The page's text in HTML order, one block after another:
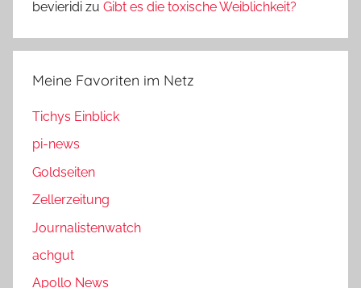
bevieridi zu Gibt es die toxische Weiblichkeit?
Meine Favoriten im Netz
Tichys Einblick
pi-news
Goldseiten
Zellerzeitung
Journalistenwatch
achgut
Apollo News